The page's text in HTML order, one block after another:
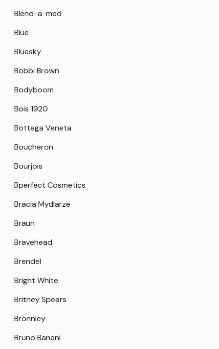
Blend-a-med
Blue
Bluesky
Bobbi Brown
Bodyboom
Bois 1920
Bottega Veneta
Boucheron
Bourjois
Bperfect Cosmetics
Bracia Mydlarze
Braun
Bravehead
Brendel
Bright White
Britney Spears
Bronnley
Bruno Banani